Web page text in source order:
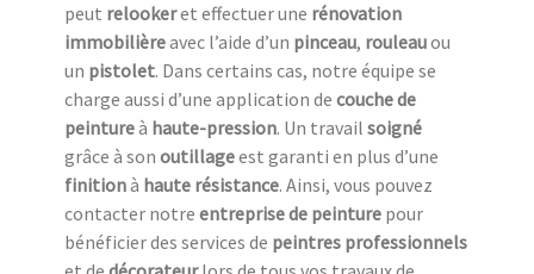
peut relookeret effectuer une rénovation
immobilièreavec l’aide d’un pinceau, rouleauou
un pistolet. Dans certains cas, notre équipe se
charge aussi d’une application de couche de
peintureà haute-pression. Un travail soigné
grâce à son outillageest garanti en plus d’une
finitionà haute résistance. Ainsi, vous pouvez
contacter notre entreprise de peinture pour
bénéficier des services de peintres professionnels